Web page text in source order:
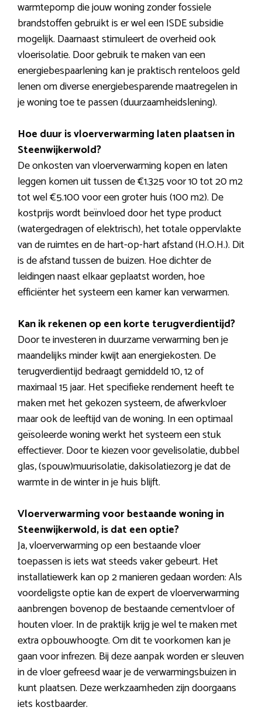
warmtepomp die jouw woning zonder fossiele
brandstoffen gebruikt is er wel een ISDE subsidie
mogelijk. Daarnaast stimuleert de overheid ook
vloerisolatie. Door gebruik te maken van een
energiebespaarlening kan je praktisch renteloos geld
lenen om diverse energiebesparende maatregelen in
je woning toe te passen (duurzaamheidslening).
Hoe duur is vloerverwarming laten plaatsen in
Steenwijkerwold?
De onkosten van vloerverwarming kopen en laten
leggen komen uit tussen de €1.325 voor 10 tot 20 m2
tot wel €5.100 voor een groter huis (100 m2). De
kostprijs wordt beïnvloed door het type product
(watergedragen of elektrisch), het totale oppervlakte
van de ruimtes en de hart-op-hart afstand (H.O.H.). Dit
is de afstand tussen de buizen. Hoe dichter de
leidingen naast elkaar geplaatst worden, hoe
efficiënter het systeem een kamer kan verwarmen.
Kan ik rekenen op een korte terugverdientijd?
Door te investeren in duurzame verwarming ben je
maandelijks minder kwijt aan energiekosten. De
terugverdientijd bedraagt gemiddeld 10, 12 of
maximaal 15 jaar. Het specifieke rendement heeft te
maken met het gekozen systeem, de afwerkvloer
maar ook de leeftijd van de woning. In een optimaal
geïsoleerde woning werkt het systeem een stuk
effectiever. Door te kiezen voor gevelisolatie, dubbel
glas, (spouw)muurisolatie, dakisolatiezorg je dat de
warmte in de winter in je huis blijft.
Vloerverwarming voor bestaande woning in
Steenwijkerwold, is dat een optie?
Ja, vloerverwarming op een bestaande vloer
toepassen is iets wat steeds vaker gebeurt. Het
installatiewerk kan op 2 manieren gedaan worden: Als
voordeligste optie kan de expert de vloerverwarming
aanbrengen bovenop de bestaande cementvloer of
houten vloer. In de praktijk krijg je wel te maken met
extra opbouwhoogte. Om dit te voorkomen kan je
gaan voor infrezen. Bij deze aanpak worden er sleuven
in de vloer gefreesd waar je de verwarmingsbuizen in
kunt plaatsen. Deze werkzaamheden zijn doorgaans
iets kostbaarder.